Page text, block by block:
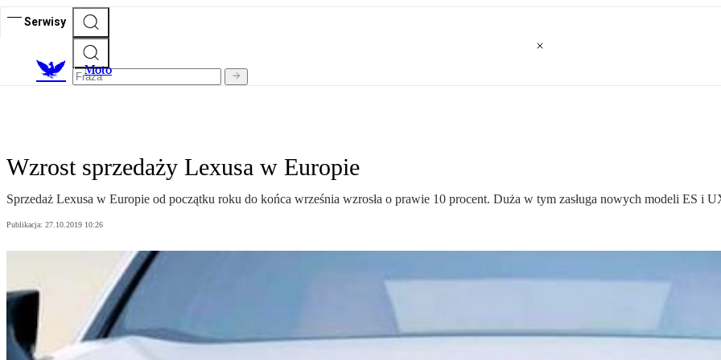
Serwisy
Moto
Wzrost sprzedaży Lexusa w Europie
Sprzedaż Lexusa w Europie od początku roku do końca września wzrosła o prawie 10 procent. Duża w tym zasługa nowych modeli ES i
Publikacja: 27.10.2019 10:26